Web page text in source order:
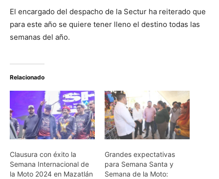
El encargado del despacho de la Sectur ha reiterado que
para este año se quiere tener lleno el destino todas las
semanas del año.
Relacionado
Clausura con éxito la
Semana Internacional de
la Moto 2024 en Mazatlán
Grandes expectativas
para Semana Santa y
Semana de la Moto: